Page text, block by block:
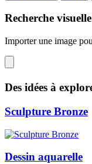
Recherche visuelle
Importer une image
Des idées à
Sculpture Bronze
Dessin aquarelle